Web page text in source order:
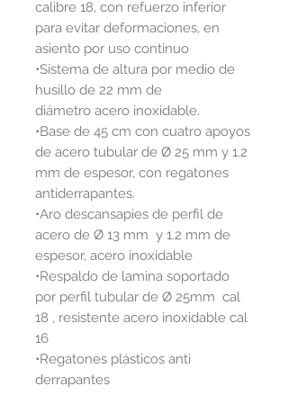
calibre 18, con refuerzo inferior
para evitar deformaciones, en
asiento por uso continuo
•Sistema de altura por medio de
husillo de 22 mm de
diámetro acero inoxidable.
•Base de 45 cm con cuatro apoyos
de acero tubular de Ø 25 mm y 1.2
mm de espesor, con regatones
antiderrapantes.
•Aro descansapies de perfil de
acero de Ø 13 mm y 1.2 mm de
espesor, acero inoxidable
•Respaldo de lamina soportado
por perfil tubular de Ø 25mm cal
18 , resistente acero inoxidable cal
16
•Regatones plásticos anti
derrapantes